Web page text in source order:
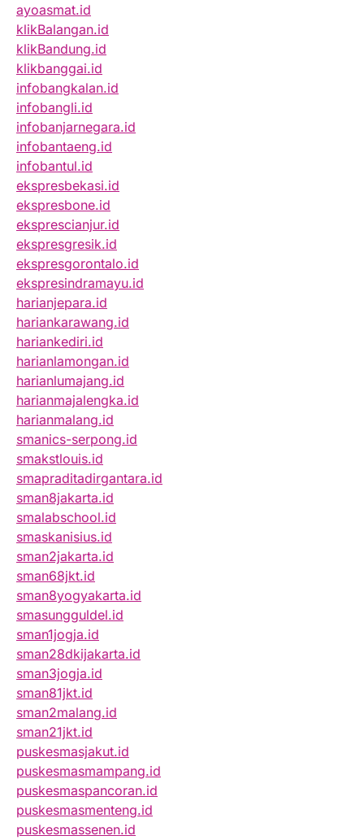
ayoasmat.id
klikBalangan.id
klikBandung.id
klikbanggai.id
infobangkalan.id
infobangli.id
infobanjarnegara.id
infobantaeng.id
infobantul.id
ekspresbekasi.id
ekspresbone.id
eksprescianjur.id
ekspresgresik.id
ekspresgorontalo.id
ekspresindramayu.id
harianjepara.id
hariankarawang.id
hariankediri.id
harianlamongan.id
harianlumajang.id
harianmajalengka.id
harianmalang.id
smanics-serpong.id
smakstlouis.id
smapraditadirgantara.id
sman8jakarta.id
smalabschool.id
smaskanisius.id
sman2jakarta.id
sman68jkt.id
sman8yogyakarta.id
smasungguldel.id
sman1jogja.id
sman28dkijakarta.id
sman3jogja.id
sman81jkt.id
sman2malang.id
sman21jkt.id
puskesmasjakut.id
puskesmasmampang.id
puskesmaspancoran.id
puskesmasmenteng.id
puskesmassenen.id